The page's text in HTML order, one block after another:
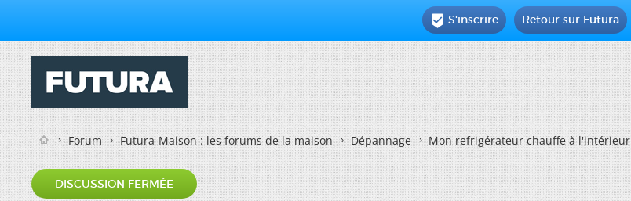
Retour sur Futura
 S'inscrire
Forum Futura-Maison : les forums de la maison Dépannage Mon refrigérateur chauffe à l'intérieur
DISCUSSION FERMÉE